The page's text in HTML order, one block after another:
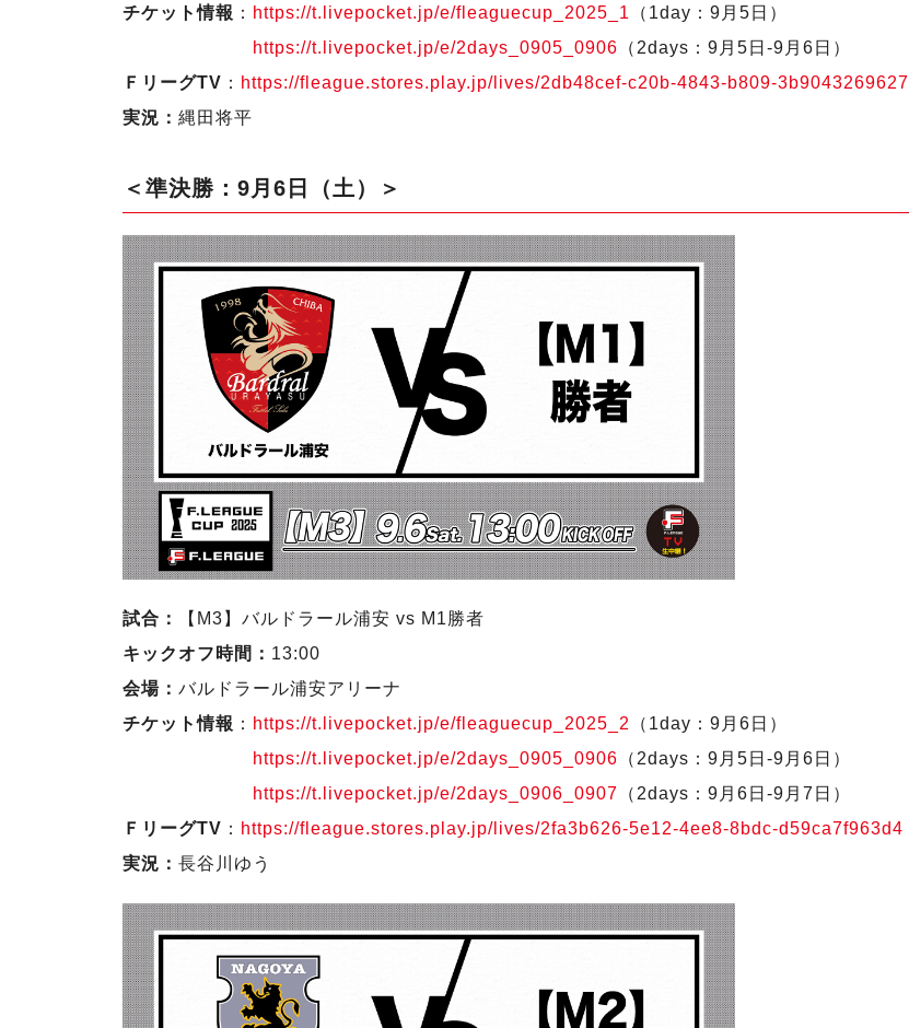
チケット情報 ： https://t.livepocket.jp/e/fleaguecup_2025_1
（1day：9月5日）
https://t.livepocket.jp/e/2days_0905_0906 （2days：9月5日-9月6日）
ＦリーグTV ： https://fleague.stores.play.jp/lives/2db48cef-c20b-4843-b809-3b9043269627
実況： 縄田将平
＜準決勝：9月6日（土）＞
試合：
【M3】バルドラール浦安 vs M1勝者
キックオフ時間： 13:00
会場： バルドラール浦安アリーナ
チケット情報 ： https://t.livepocket.jp/e/fleaguecup_2025_2
（1day：9月6日）
https://t.livepocket.jp/e/2days_0905_0906 （2days：9月5日-9月6日）
https://t.livepocket.jp/e/2days_0906_0907 （2days：9月6日-9月7日）
ＦリーグTV ： https://fleague.stores.play.jp/lives/2fa3b626-5e12-4ee8-8bdc-d59ca7f963d4
実況： 長谷川ゆう